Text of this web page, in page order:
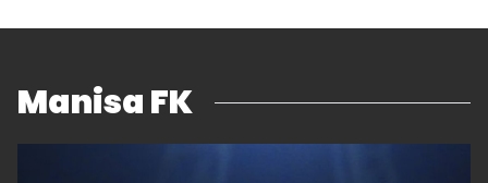
Manisa FK